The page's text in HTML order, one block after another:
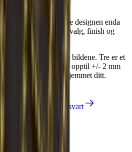
disse modulene i vårt online verktøy.
sokkel for å gjøre designen enda
ønsker om trevalg, finish og
finish kan avvike fra bildene. Tre er et
variere i størrelse opptil +/- 2 mm
og luftfuktighet i hjemmet ditt.
Se Caverack i eik og svart